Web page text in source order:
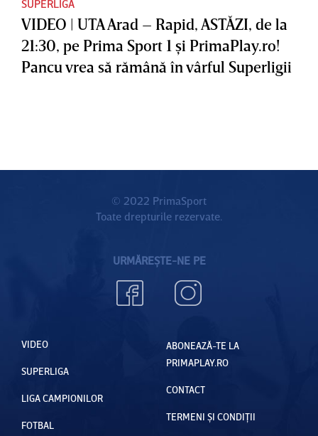
SUPERLIGA
VIDEO | UTA Arad – Rapid, ASTĂZI, de la
21:30, pe Prima Sport 1 şi PrimaPlay.ro!
Pancu vrea să rămână în vârful Superligii
© 2022 PrimaSport
Toate drepturile rezervate.
URMĂREȘTE-NE PE
VIDEO
SUPERLIGA
LIGA CAMPIONILOR
FOTBAL
ABONEAZĂ-TE LA
PRIMAPLAY.RO
CONTACT
TERMENI ȘI CONDIȚII